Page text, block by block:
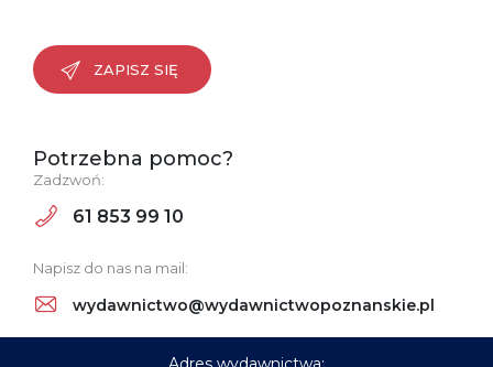
ZAPISZ SIĘ
Potrzebna pomoc?
Zadzwoń:
61 853 99 10
Napisz do nas na mail:
wydawnictwo@wydawnictwopoznanskie.pl